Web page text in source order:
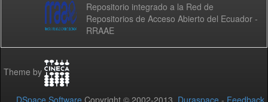
Repositorio integrado a la Red de
Repositorios de Acceso Abierto del Ecuador -
RRAAE
Theme by
DSpace Software Copyright © 2002-2013 Duraspace - Feedback